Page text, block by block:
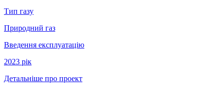
Тип газу
Природний газ
Введення експлуатацію
2023 рiк
Детальніше про проект